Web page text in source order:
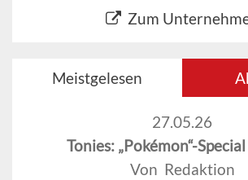
Zum
Meistgelesen
27.05.26
Tonies: „Pokémon“-
Von Redaktion